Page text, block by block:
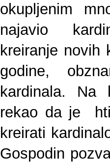
okupljenim
najavio
kreiranje novih
godine,
kardinala. Na
rekao da je
kreirati
Gospodin